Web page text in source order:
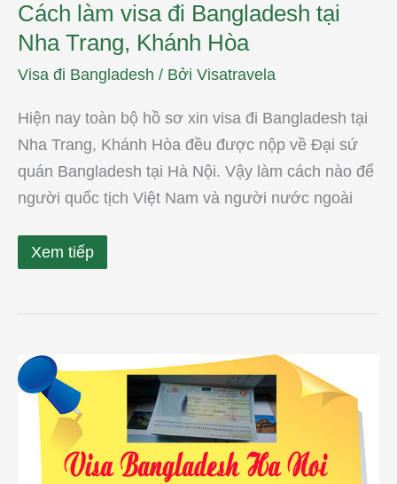
Cách làm visa đi Bangladesh tại
Nha Trang, Khánh Hòa
Visa đi Bangladesh / Bởi Visatravela
Hiện nay toàn bộ hồ sơ xin visa đi Bangladesh tại
Nha Trang, Khánh Hòa đều được nộp về Đại sứ
quán Bangladesh tại Hà Nội. Vậy làm cách nào để
người quốc tịch Việt Nam và người nước ngoài
Xem tiếp
Làm
visa
đi
Bangladesh
tại
Hà
Nội
giá